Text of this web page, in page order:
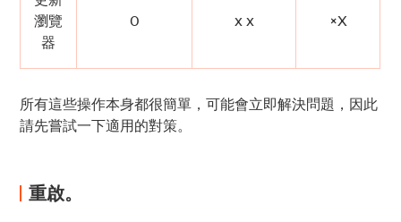
瀏覽
器
0 x x ×X
所有這些操作本身都很簡單，可能會立即解決問題，因此
請先嘗試一下適用的對策。
重啟。